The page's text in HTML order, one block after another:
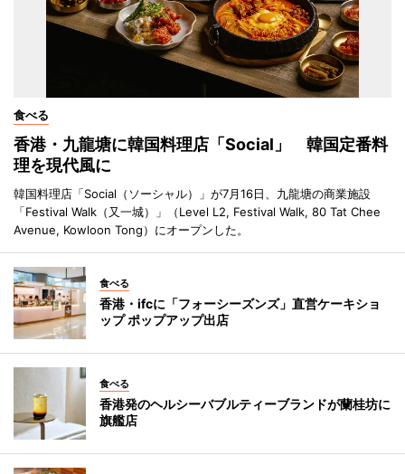
食べる
香港・九龍塘に韓国料理店「Social」 韓国定番料
理を現代風に
韓国料理店「Social（ソーシャル）」が7月16日、九龍塘の商業施設
「Festival Walk（又一城）」（Level L2, Festival Walk, 80 Tat Chee
Avenue, Kowloon Tong）にオープンした。
食べる
香港・ifcに「フォーシーズンズ」直営ケーキショ
ップ ポップアップ出店
食べる
香港発のヘルシーバブルティーブランドが蘭桂坊に
旗艦店